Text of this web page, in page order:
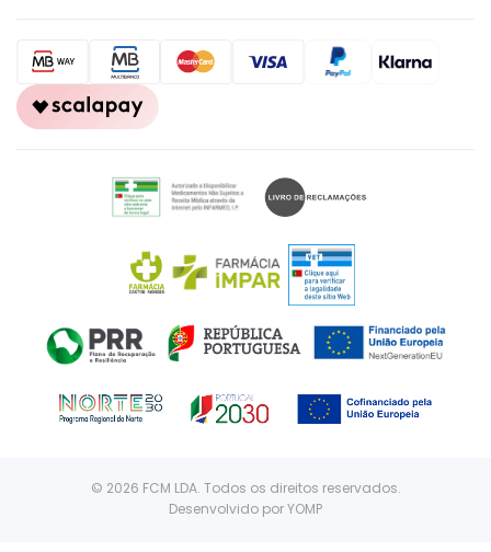
© 2026 FCM LDA. Todos os direitos reservados.
Desenvolvido porYOMP